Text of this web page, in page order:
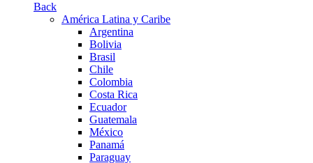
Back
América Latina y Caribe
Argentina
Bolivia
Brasil
Chile
Colombia
Costa Rica
Ecuador
Guatemala
México
Panamá
Paraguay